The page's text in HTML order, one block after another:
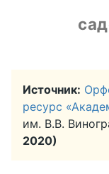
Источник:
ресурс
им. В.В.
2020)